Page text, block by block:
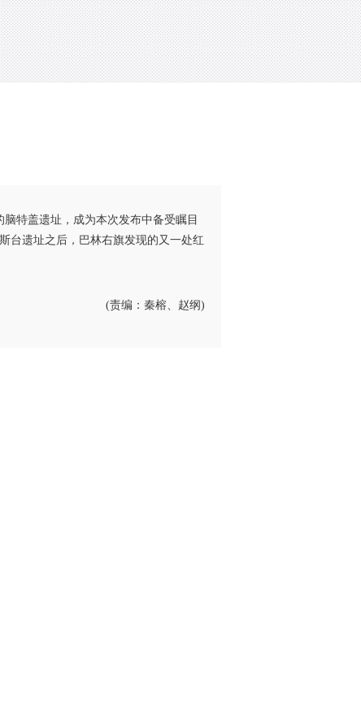
特盖遗址，成为本次发布中备受瞩目
台遗址之后，巴林右旗发现的又一处红
(责编：秦榕、赵纲)